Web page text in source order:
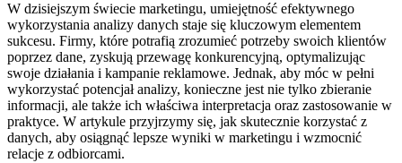
W dzisiejszym świecie marketingu, umiejętność efektywnego
wykorzystania analizy danych staje się kluczowym elementem
sukcesu. Firmy, które potrafią zrozumieć potrzeby swoich klientów
poprzez dane, zyskują przewagę konkurencyjną, optymalizując
swoje działania i kampanie reklamowe. Jednak, aby móc w pełni
wykorzystać potencjał analizy, konieczne jest nie tylko zbieranie
informacji, ale także ich właściwa interpretacja oraz zastosowanie w
praktyce. W artykule przyjrzymy się, jak skutecznie korzystać z
danych, aby osiągnąć lepsze wyniki w marketingu i wzmocnić
relacje z odbiorcami.